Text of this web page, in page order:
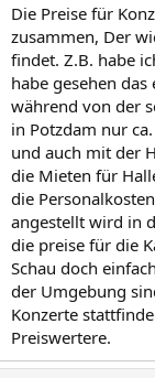
Die Preise für
zusammen, Der
findet. Z.B. habe
habe gesehen
während von der
in Potzdam nur
und auch mit der
die Mieten für
die
angestellt wird in
die preise für die
Schau doch
der Umgebung
Konzerte
Preiswertere.